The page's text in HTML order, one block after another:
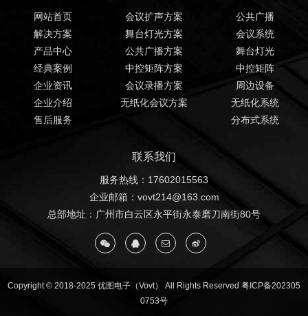
网站首页
解决方案
产品中心
经典案例
企业资讯
企业介绍
售后服务
会议扩声方案
舞台灯光方案
公共广播方案
中控矩阵方案
会议录播方案
无纸化会议方案
公共广播
会议系统
舞台灯光
中控矩阵
周边设备
无纸化系统
分布式系统
联系我们
服务热线：17602015563
企业邮箱：vovt214@163.com
总部地址：广州市白云区永平街永泰磨刀南街80号
Copyright © 2018-2025 优图电子（Vovt） All Rights Reserved 粤ICP备202305
0753号